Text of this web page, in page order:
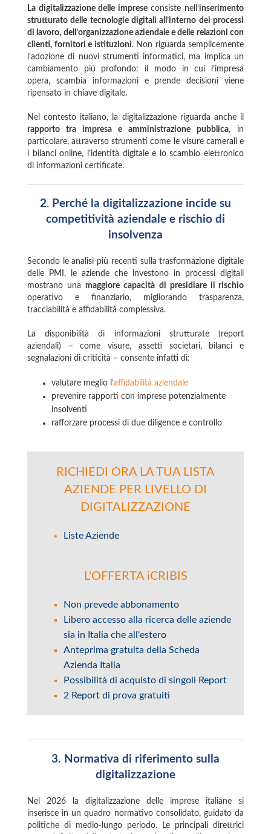
La digitalizzazione delle impreseconsiste nell’inserimento
strutturato delle tecnologie digitali all’interno dei processi
di lavoro, dell’organizzazione aziendale e delle relazioni con
clienti, fornitori e istituzioni. Non riguarda semplicemente
l’adozione di nuovi strumenti informatici, ma implica un
cambiamento più profondo: il modo in cui l’impresa
opera, scambia informazioni e prende decisioni viene
ripensato in chiave digitale.
Nel contesto italiano, la digitalizzazione riguarda anche il
rapporto tra impresa e amministrazione pubblica, in
particolare, attraverso strumenti come le visure camerali e
i bilanci online, l’identità digitale e lo scambio elettronico
di informazioni certificate.
2. Perché la digitalizzazione incide su
competitività aziendale e rischio di
insolvenza
Secondo le analisi più recenti sulla trasformazione digitale
delle PMI, le aziende che investono in processi digitali
mostrano unamaggiore capacità di presidiare il rischio
operativo e finanziario, migliorando trasparenza,
tracciabilità e affidabilità complessiva.
La disponibilità di informazioni strutturate (report
aziendali) – come visure, assetti societari, bilanci e
segnalazioni di criticità – consente infatti di:
valutare meglio l’affidabilità aziendale
prevenire rapporti con imprese potenzialmente
insolventi
rafforzare processi di due diligence e controllo
RICHIEDI ORA LA TUA LISTA
AZIENDE PER LIVELLO DI
DIGITALIZZAZIONE
Liste Aziende
L'OFFERTA iCRIBIS
Non prevede abbonamento
Libero accesso alla ricerca delle aziende
sia in Italia che all'estero
Anteprima gratuita della Scheda
Azienda Italia
Possibilità di acquisto di singoli Report
2 Report di prova gratuiti
3. Normativa di riferimento sulla
digitalizzazione
Nel 2026 la digitalizzazione delle imprese italiane si
inserisce in un quadro normativo consolidato, guidato da
politiche di medio‑lungo periodo. Le principali direttrici